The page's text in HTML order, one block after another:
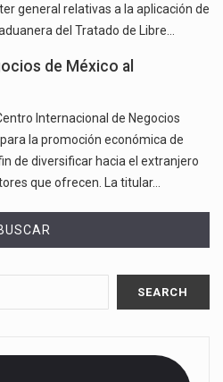
general relativas a la aplicación de
del Tratado de Libre…
de México al
Internacional de Negocios
la promoción económica de
de diversificar hacia el extranjero
que ofrecen. La titular…